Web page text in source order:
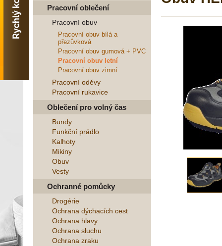
Pracovní oblečení
Pracovní obuv
Pracovní obuv bílá a
přezůvková
Pracovní obuv gumová + PVC
Pracovní obuv letní
Pracovní obuv zimní
Pracovní oděvy
Pracovní rukavice
Oblečení pro volný čas
Bundy
Funkční prádlo
Kalhoty
Mikiny
Obuv
Vesty
Ochranné pomůcky
Drogérie
Ochrana dýchacích cest
Ochrana hlavy
Ochrana sluchu
Ochrana zraku
Provozovna:
Hradec Králové
Provozovna:
Stavební 1140, 500 03
Hradec Králové